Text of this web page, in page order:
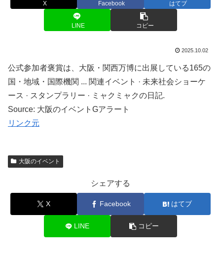
X Facebook はてブ
LINE コピー
2025.10.02
公式参加者褒賞は、大阪・関西万博に出展している165の
国・地域・国際機関 ... 関連イベント · 未来社会ショーケ
ース · スタンプラリー · ミャクミャクの日記.
Source: 大阪のイベントGアラート
リンク元
大阪のイベント
シェアする
X Facebook はてブ
LINE コピー